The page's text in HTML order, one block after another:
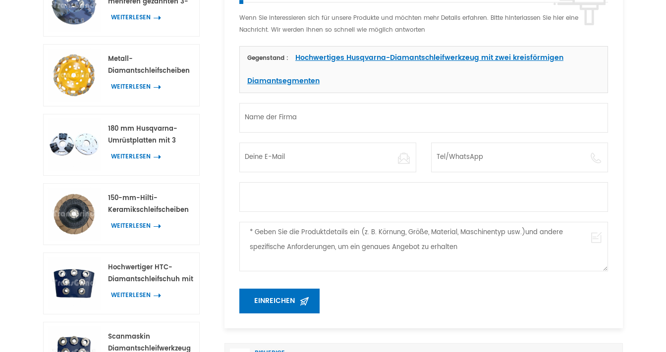
Spitzen-Doppelzahn-
WEITERLESEN
Metall-
Diamantschleifscheiben
mit bogenförmigen
WEITERLESEN
180 mm Husqvarna-
Umrüstplatten mit 3
Adaptern für HTC- und
WEITERLESEN
150-mm-Hilti-
Keramikschleifscheiben
für die
WEITERLESEN
Hochwertiger HTC-
Diamantschleifschuh mit
7 Blumenringsegmenten
WEITERLESEN
Scanmaskin
Diamantschleifwerkzeug
Wenn Sie interessieren sich für unsere Produkte und möchten mehr Details erfahren. Bitte hinterlassen Sie hier eine
Nachricht. Wir werden Ihnen so schnell wie möglich antworten
Gegenstand : Hochwertiges Husqvarna-Diamantschleifwerkzeug mit zwei kreisförmigen
Diamantsegmenten